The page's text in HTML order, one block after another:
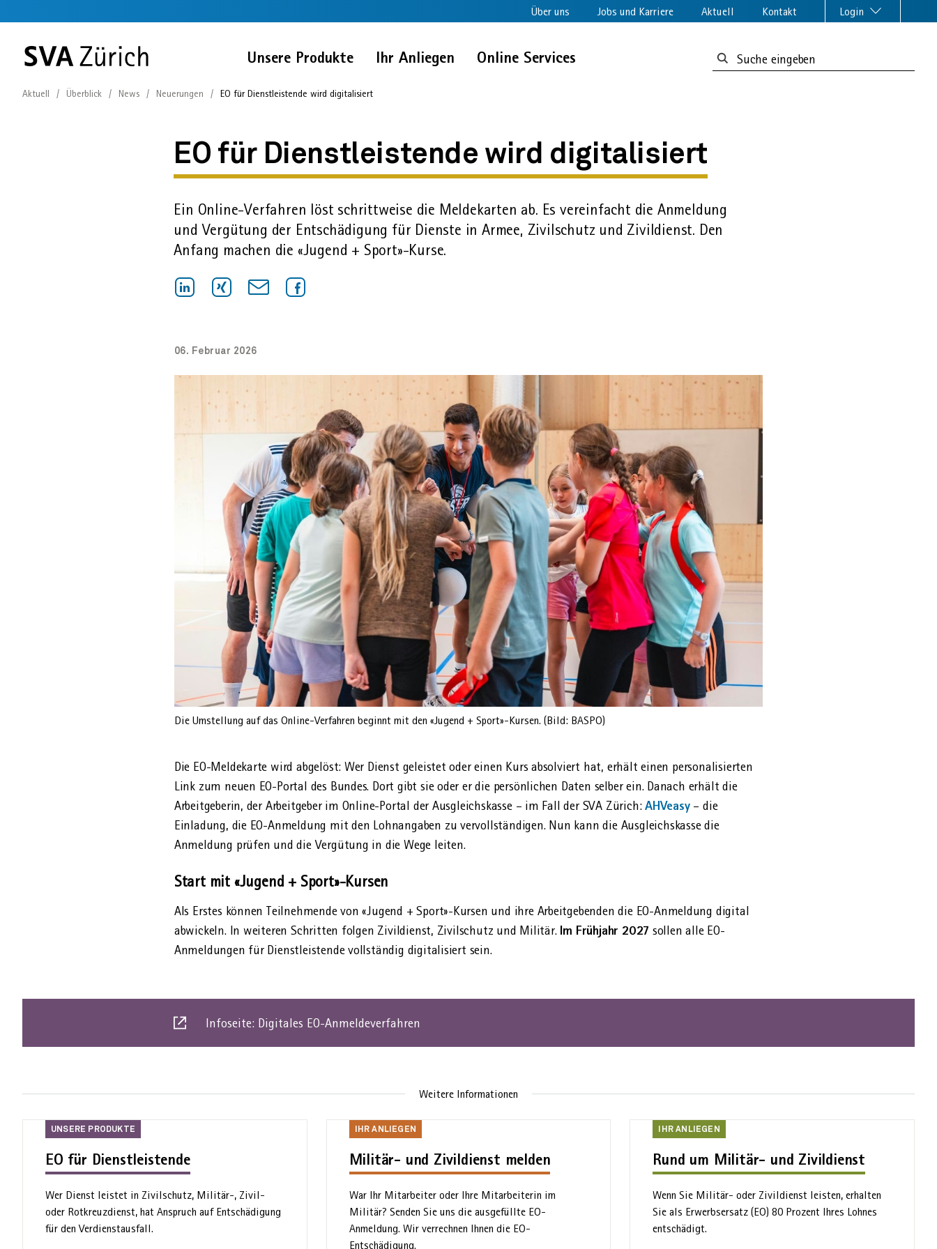
Navigation
Über uns Jobs und Karriere Aktuell Kontakt Login
Startseite
Unsere Produkte Ihr Anliegen Online Services Suchformular:
EO
Dienstleistende
digitalisiert
Aktuell Überblick News Neuerungen EO für Dienstleistende wird digitalisiert
EO für Dienstleistende wird digitalisiert
Ein Online-Verfahren löst schrittweise die Melde­karten ab. Es vereinfacht die Anmeldung
und Vergütung der Entschädigung für Dienste in Armee, Zivil­schutz und Zivil­dienst. Den
Anfang machen die «Jugend + Sport»-Kurse.
06. Februar 2026
Die Umstellung auf das Online-Verfahren beginnt mit den «Jugend + Sport»-Kursen. (Bild: BASPO)
Die EO-Meldekarte wird abgelöst: Wer Dienst geleistet oder einen Kurs absolviert hat, erhält einen personalisierten
Link zum neuen EO-Portal des Bundes. Dort gibt sie oder er die persönlichen Daten selber ein. Danach erhält die
Arbeit­geberin, der Arbeit­geber im Online-Portal der Ausgleichskasse – im Fall der SVA Zürich:AHVeasy– die
Einladung, die EO-Anmeldung mit den Lohn­angaben zu vervollständigen. Nun kann die Ausgleichs­kasse die
Anmeldung prüfen und die Vergütung in die Wege leiten.
Start mit «Jugend + Sport»-Kursen
Als Erstes können Teilnehmende von «Jugend + Sport»-Kursen und ihre Arbeit­gebenden die EO-Anmeldung digital
abwickeln. In weiteren Schritten folgen Zivildienst, Zivilschutz und Militär. Im Frühjahr 2027 sollen alle EO-
Anmeldungen für Dienst­leistende vollständig digitalisiert sein.
Dies
ist
Infoseite: Digitales EO-Anmeldeverfahren
Weitere Informationen
UNSERE PRODUKTE
EO für Dienstleistende
Unsere
Wer Dienst leistet in Zivil­schutz, Militär-, Zivil-
oder Rot­kreuz­dienst, hat Anspruch auf Ent­schädigung
für den Verdienst­ausfall.
IHR ANLIEGEN
Militär- und Zivildienst melden
Ihr
War Ihr Mitarbeiter oder Ihre Mitarbeiterin im
Militär? Senden Sie uns die ausgefüllte EO-
Anmeldung. Wir verrechnen Ihnen die EO-
Entschädigung.
IHR ANLIEGEN
Rund um Militär- und Zivildienst
Ihr
Wenn Sie Militär- oder Zivil­dienst leisten, erhalten
Sie als Erwerbs­ersatz (EO) 80 Prozent Ihres Lohnes
entschädigt.